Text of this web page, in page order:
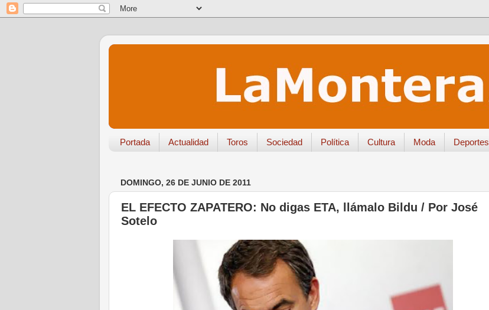
Portada Actualidad Toros Sociedad Política Cultura Moda Deportes
DOMINGO, 26 DE JUNIO DE 2011
EL EFECTO ZAPATERO: No digas ETA, llámalo Bildu / Por José
Sotelo